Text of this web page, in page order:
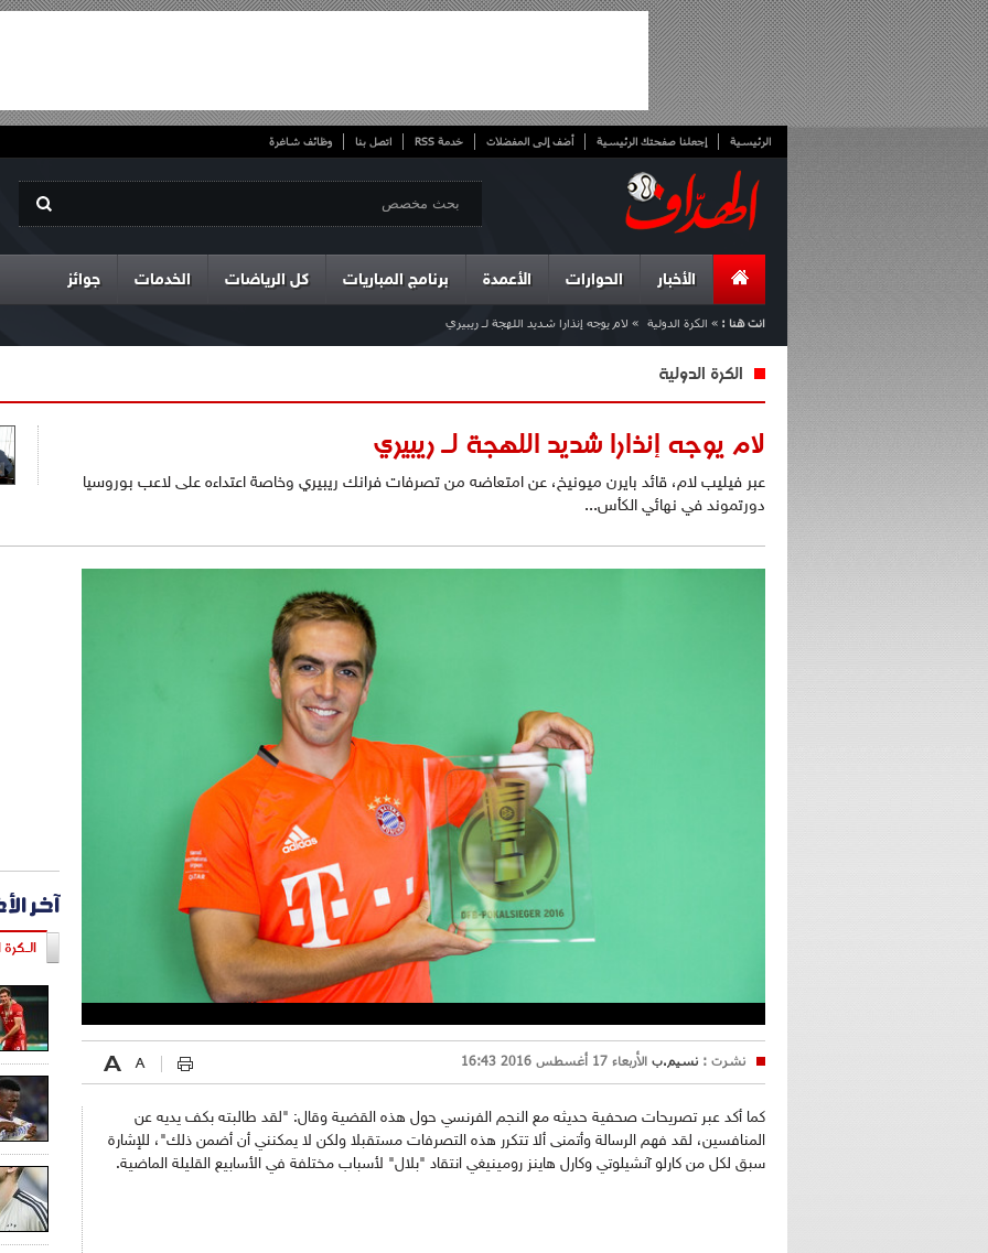
الرئيسية إجعلنا صفحتك الرئيسية أضف إلى المفضلات خدمة RSS اتصل بنا وظائف شاغرة
الأخبار الحوارات الأعمدة برنامج المباريات كل الرياضات الخدمات جوائز
انت هنا : » الكرة الدولية » لام يوجه إنذارا شديد اللهجة لـ ريبيري
الكرة الدولية
لام يوجه إنذارا شديد اللهجة لـ ريبيري
عبر فيليب لام، قائد بايرن ميونيخ، عن امتعاضه من تصرفات فرانك ريبيري وخاصة اعتداءه على لاعب بوروسيا
دورتموند في نهائي الكأس...
نشرت : نسيم.ب الأربعاء 17 أغسطس 2016 16:43
كما أكد عبر تصريحات صحفية حديثه مع النجم الفرنسي حول هذه القضية وقال: "لقد طالبته بكف يديه عن
المنافسين، لقد فهم الرسالة وأتمنى ألا تتكرر هذه التصرفات مستقبلا ولكن لا يمكنني أن أضمن ذلك"، للإشارة
سبق لكل من كارلو آنشيلوتي وكارل هاينز رومينيغي انتقاد "بلال" لأسباب مختلفة في الأسابيع القليلة الماضية.
آخر
الـكرة